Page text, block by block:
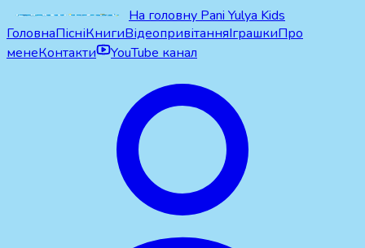
На головну Pani Yulya Kids
ГоловнаПісніКнигиВідеопривітанняІграшкиПро
менеКонтакти YouTube канал